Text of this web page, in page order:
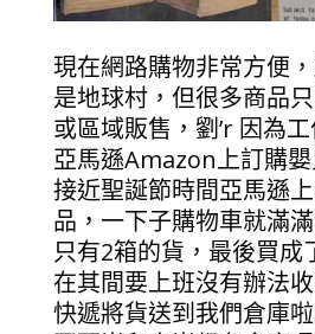
現在網路購物非常方便
是地球村，但很多商品
或區域販售，劉’r 因為
亞馬遜Amazon上訂購
接近聖誕節時間亞馬遜
品，一下子購物車就滿
只有2箱的貨，最後買成
在其間要上班沒有辦法
快遞將貨送到我們倉庫